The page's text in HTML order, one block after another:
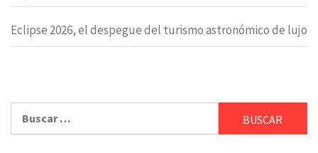
Eclipse 2026, el despegue del turismo astronómico de lujo